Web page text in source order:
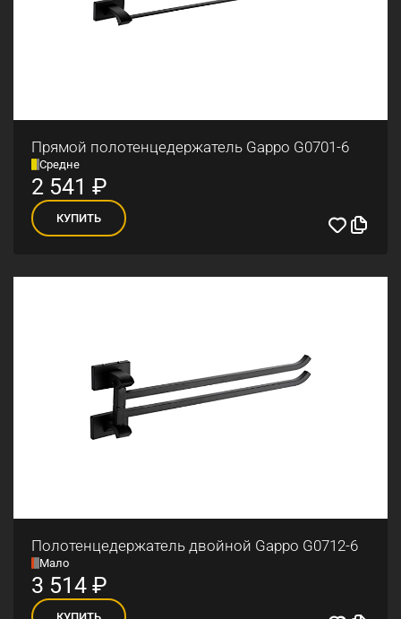
Прямой полотенцедержатель Gappo G0701-6
Средне
2 541 ₽
КУПИТЬ
Полотенцедержатель двойной Gappo G0712-6
Мало
3 514₽